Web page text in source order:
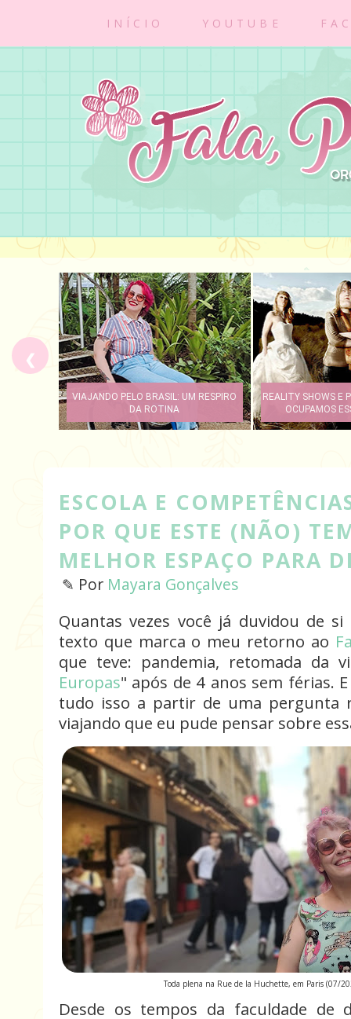
INÍCIO YOUTUBE
VIAJANDO PELO BRASIL: UM RESPIRO
DA ROTINA
REALITY SHOWS E
OCUPAMOS
❮
ESCOLA E
POR QUE ESTE (NÃO)
MELHOR ESPAÇO PARA
✎ Por Mayara Gonçalves
Quantas vezes você já duvidou de
texto que marca o meu retorno ao
que teve: pandemia, retomada da
Europas" após de 4 anos sem férias.
tudo isso a partir de uma pergunta
viajando que eu pude pensar sobre
Toda plena na Rue de la Huchette, em Paris (07/
Desde os tempos da faculdade de